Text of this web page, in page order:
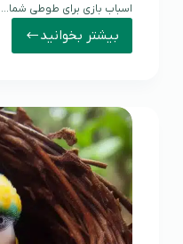
اسباب بازی برای طوطی شما…
بیشتر بخوانید
راهنمای
بازی
طوطی
سانان